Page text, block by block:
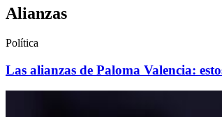
Alianzas
Política
Las alianzas de Paloma Valencia: